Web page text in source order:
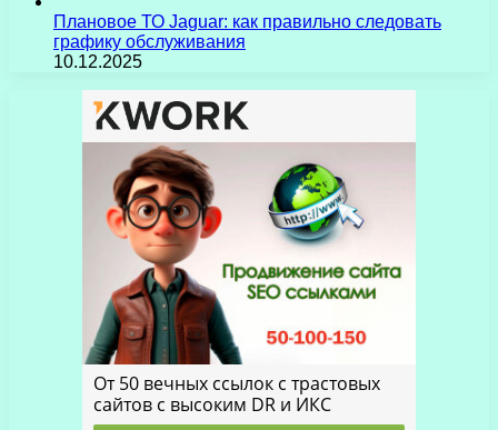
Плановое ТО Jaguar: как правильно следовать
графику обслуживания
10.12.2025